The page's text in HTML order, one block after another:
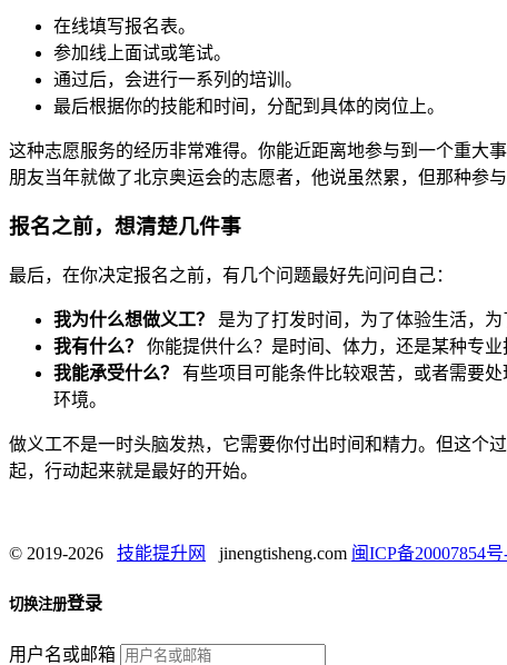
在线填写报名表。
参加线上面试或笔试。
通过后，会进行一系列的培训。
最后根据你的技能和时间，分配到具体的岗位上。
这种志愿服务的经历非常难得。你能近距离地参与到一个重大
朋友当年就做了北京奥运会的志愿者，他说虽然累，但那种参
报名之前，想清楚几件事
最后，在你决定报名之前，有几个问题最好先问问自己：
我为什么想做义工？
是为了打发时间，为了体验生活，
我有什么？
你能提供什么？是时间、体力，还是某种专
我能承受什么？
有些项目可能条件比较艰苦，或者需要
环境。
做义工不是一时头脑发热，它需要你付出时间和精力。但这个
起，行动起来就是最好的开始。
© 2019-2026 技能提升网 jinengtisheng.com 闽ICP备20007854号
切换注册登录
用户名或邮箱